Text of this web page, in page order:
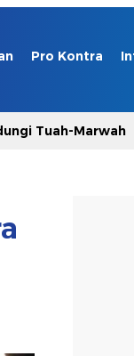
Pro Kontra
Tuah-Marwah